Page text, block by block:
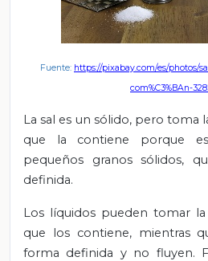
Fuente: https://pixabay.com/es/photos/
com%C3%BAn-
La sal es un sólido, pero toma
que la contiene porque
pequeños granos sólidos,
definida.
Los líquidos pueden tomar
que los contiene, mientras
forma definida y no fluyen.